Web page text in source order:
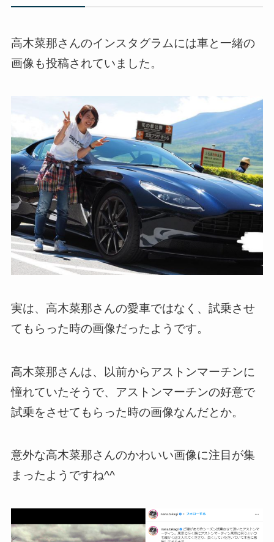
高木菜那さんのインスタグラムには車と一緒の
画像も投稿されていました。
実は、高木菜那さんの愛車ではなく、試乗させ
てもらった時の画像だったようです。
高木菜那さんは、以前からアストンマーチンに
憧れていたそうで、アストンマーチンの好意で
試乗をさせてもらった時の画像なんだとか。
意外な高木菜那さんのかわいい画像に注目が集
まったようですね^^